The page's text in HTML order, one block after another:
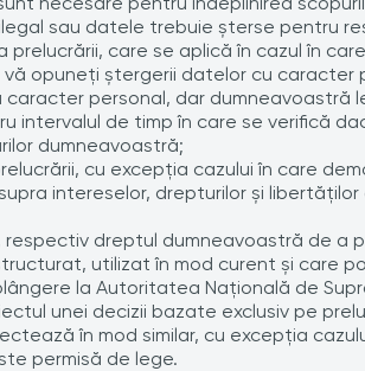
sau datele trebuie şterse pentru
prelucrării, care se aplică în cazul în
opuneţi ştergerii datelor cu caracter
personal, dar
intervalul de timp în care se verifică
dumneavoastră;
cu excepţia cazului în care
intereselor, drepturilor şi
dreptul dumneavoastră de a
utilizat în mod curent şi care
la Autoritatea Naţională de
unei decizii bazate exclusiv pe
în mod similar, cu excepţia
permisă de lege.